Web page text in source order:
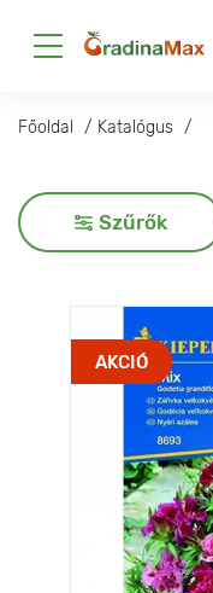
Főoldal Katalógus
Szűrők
AKCIÓ